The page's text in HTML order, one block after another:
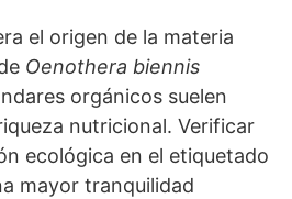
el origen de la materia
Oenothera biennis
orgánicos suelen
nutricional. Verificar
ecológica en el etiquetado
mayor tranquilidad